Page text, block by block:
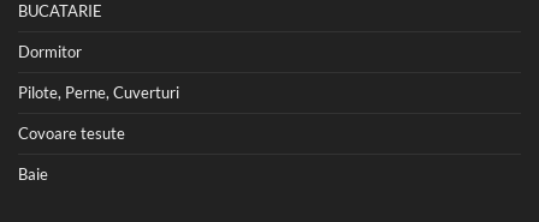
BUCATARIE
Dormitor
Pilote, Perne, Cuverturi
Covoare tesute
Baie